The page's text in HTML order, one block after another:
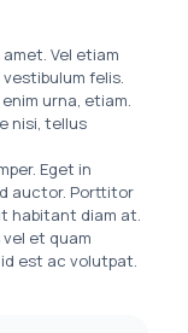
Vel etiam
felis.
urna, etiam.
nisi, tellus
Eget in
auctor. Porttitor
habitant diam at.
et quam
est ac volutpat.